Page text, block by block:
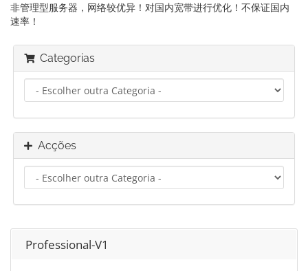
非管理型服务器，网络较优异！对国内宽带进行优化！不保证国内
速率！
Categorias
Acções
Professional-V1